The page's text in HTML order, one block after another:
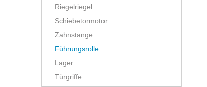
Riegelriegel
Schiebetormotor
Zahnstange
Führungsrolle
Lager
Türgriffe